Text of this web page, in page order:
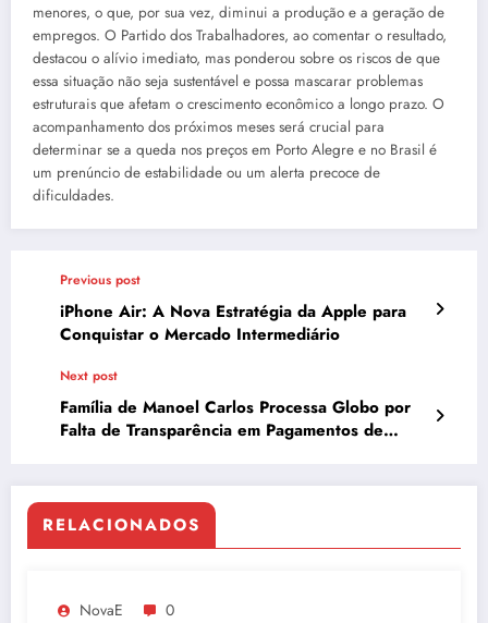
menores, o que, por sua vez, diminui a produção e a geração de
empregos. O Partido dos Trabalhadores, ao comentar o resultado,
destacou o alívio imediato, mas ponderou sobre os riscos de que
essa situação não seja sustentável e possa mascarar problemas
estruturais que afetam o crescimento econômico a longo prazo. O
acompanhamento dos próximos meses será crucial para
determinar se a queda nos preços em Porto Alegre e no Brasil é
um prenúncio de estabilidade ou um alerta precoce de
dificuldades.
Previous post
iPhone Air: A Nova Estratégia da Apple para
Conquistar o Mercado Intermediário
Next post
Família de Manoel Carlos Processa Globo por
Falta de Transparência em Pagamentos de
RELACIONADOS
NovaE 0